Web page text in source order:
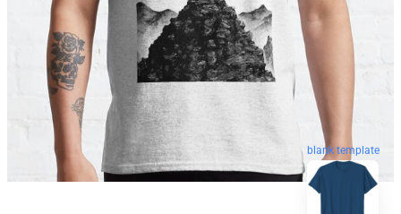
blank template